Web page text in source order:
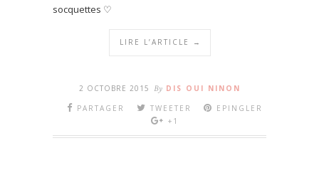
socquettes ♡
LIRE L’ARTICLE →
2 OCTOBRE 2015 By DIS OUI NINON
PARTAGER
TWEETER
EPINGLER
+1